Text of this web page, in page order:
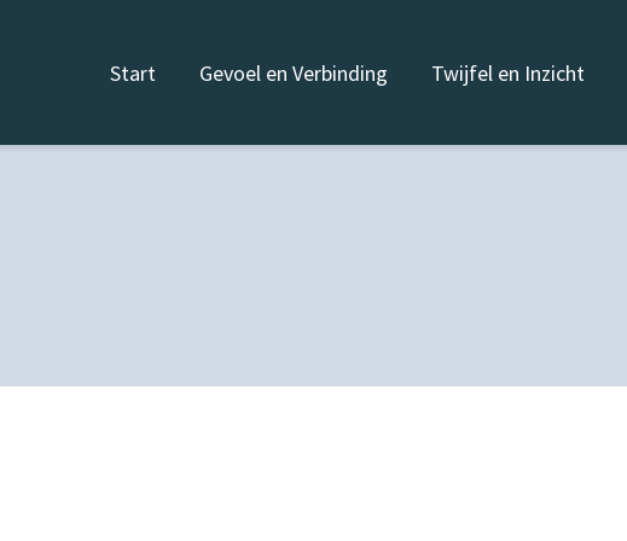
Start Gevoel en Verbinding Twijfel en Inzicht